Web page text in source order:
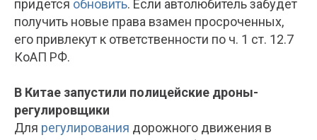
придется обновить. Если автолюбитель забудет
получить новые права взамен просроченных,
его привлекут к ответственности по ч. 1 ст. 12.7
КоАП РФ.
В Китае запустили полицейские дроны-
регулировщики
Для регулирования дорожного движения в